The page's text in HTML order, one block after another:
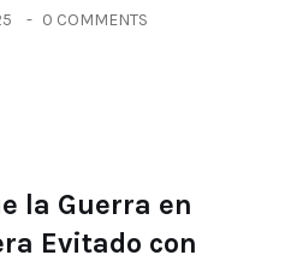
0 COMMENTS
la Guerra en
Evitado con